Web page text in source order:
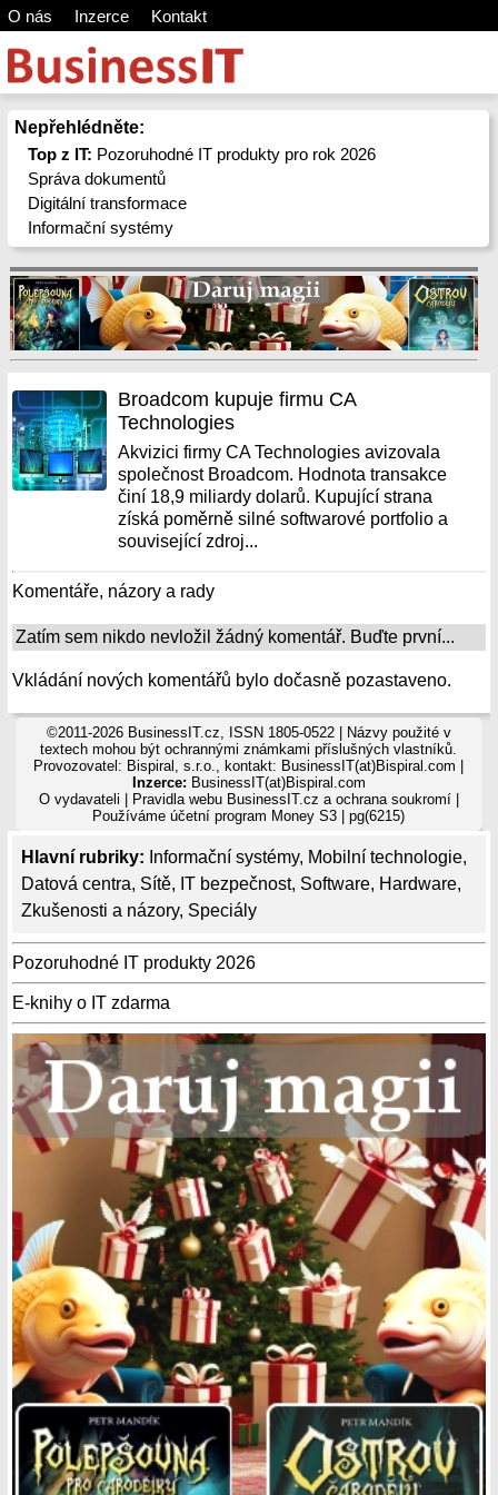
O nás Inzerce Kontakt
Nepřehlédněte:
Top z IT: Pozoruhodné IT produkty pro rok 2026
Správa dokumentů
Digitální transformace
Informační systémy
Hlavní rubriky: Informační systémy, Mobilní technologie,
Datová centra, Sítě, IT bezpečnost, Software, Hardware,
Zkušenosti a názory, Speciály
Pozoruhodné IT produkty 2026
E-knihy o IT zdarma
Broadcom kupuje firmu CA
Technologies
Akvizici firmy CA Technologies avizovala
společnost Broadcom. Hodnota transakce
činí 18,9 miliardy dolarů. Kupující strana
získá poměrně silné softwarové portfolio a
související zdroj...
Komentáře, názory a rady
Zatím sem nikdo nevložil žádný komentář. Buďte první...
Vkládání nových komentářů bylo dočasně pozastaveno.
©2011-2026 BusinessIT.cz, ISSN 1805-0522 | Názvy použité v
textech mohou být ochrannými známkami příslušných vlastníků.
Provozovatel: Bispiral, s.r.o., kontakt: BusinessIT(at)Bispiral.com |
Inzerce: BusinessIT(at)Bispiral.com
O vydavateli
Pravidla webu BusinessIT.cz a ochrana soukromí|
Používámeúčetní program Money S3 | pg(6215)